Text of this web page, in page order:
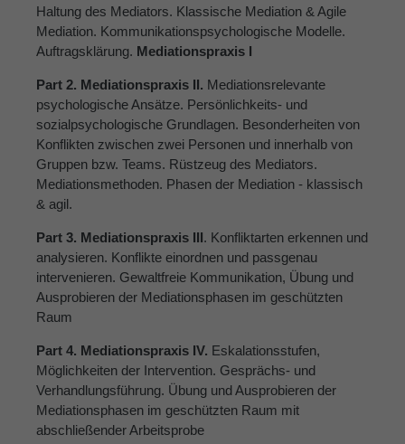
Haltung des Mediators. Klassische Mediation & Agile
Mediation. Kommunikationspsychologische Modelle.
Auftragsklärung. Mediationspraxis I
Part 2. Mediationspraxis II. Mediationsrelevante
psychologische Ansätze. Persönlichkeits- und
sozialpsychologische Grundlagen. Besonderheiten von
Konflikten zwischen zwei Personen und innerhalb von
Gruppen bzw. Teams. Rüstzeug des Mediators.
Mediationsmethoden. Phasen der Mediation - klassisch
& agil.
Part 3. Mediationspraxis III. Konfliktarten erkennen und
analysieren. Konflikte einordnen und passgenau
intervenieren. Gewaltfreie Kommunikation, Übung und
Ausprobieren der Mediationsphasen im geschützten
Raum
Part 4. Mediationspraxis IV. Eskalationsstufen,
Möglichkeiten der Intervention. Gesprächs- und
Verhandlungsführung. Übung und Ausprobieren der
Mediationsphasen im geschützten Raum mit
abschließender Arbeitsprobe